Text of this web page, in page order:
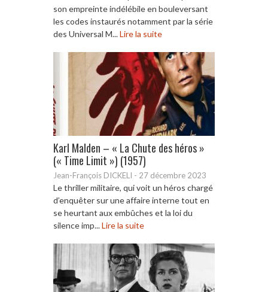
son empreinte indélébile en bouleversant
les codes instaurés notamment par la série
des Universal M...Lire la suite
Karl Malden – « La Chute des héros »
(« Time Limit ») (1957)
Jean-François DICKELI - 27 décembre 2023
Le thriller militaire, qui voit un héros chargé
d’enquêter sur une affaire interne tout en
se heurtant aux embûches et la loi du
silence imp...Lire la suite